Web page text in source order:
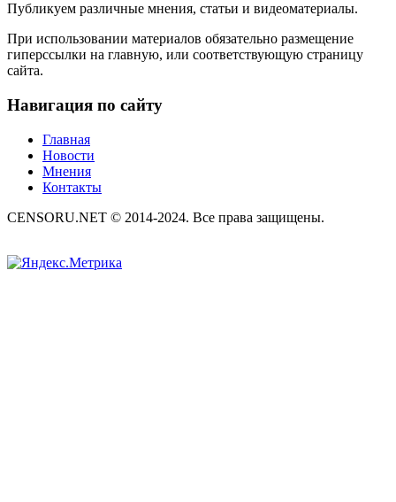
Публикуем различные мнения, статьи и видеоматериалы.
При использовании материалов обязательно размещение
гиперссылки на главную, или соответствующую страницу
сайта.
Навигация по сайту
Главная
Новости
Мнения
Контакты
CENSORU.NET © 2014-2024. Все права защищены.